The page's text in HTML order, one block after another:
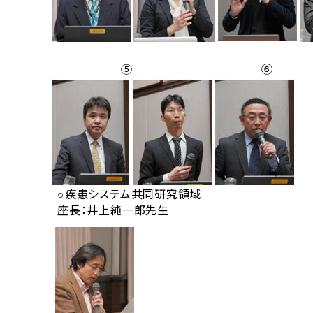
⑤ ⑥
○疾患システム共同研究領域
座長：井上純一郎先生